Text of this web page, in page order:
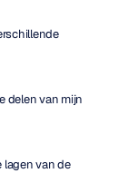
delen van mijn
lagen van de